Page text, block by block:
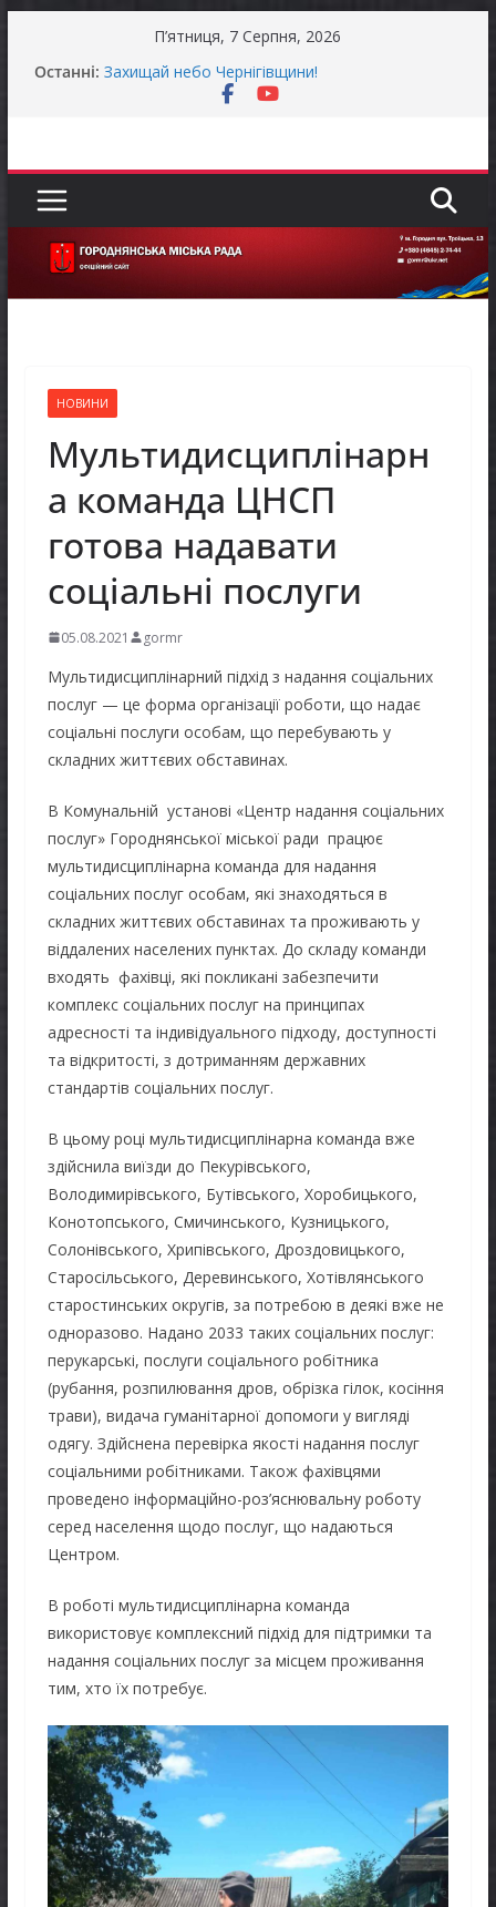
П’ятниця, 7 Серпня, 2026
Останні: До уваги представників бізнесу!
Захищай небо Чернігівщини!
Батьки майбутніх першокласників уже можуть
громади справжньою літньою спекою
присудження Премії Кабінету Міністрів України
за вагомий внесок у забезпечення
енергетичної стійкості України
НОВИНИ
Мультидисциплінарн
а команда ЦНСП
готова надавати
соціальні послуги
05.08.2021 gormr
Мультидисциплінарний підхід з надання соціальних
послуг — це форма організації роботи, що надає
соціальні послуги особам, що перебувають у
складних життєвих обставинах.
В Комунальній установі «Центр надання соціальних
послуг» Городнянської міської ради працює
мультидисциплінарна команда для надання
соціальних послуг особам, які знаходяться в
складних життєвих обставинах та проживають у
віддалених населених пунктах. До складу команди
входять фахівці, які покликані забезпечити
комплекс соціальних послуг на принципах
адресності та індивідуального підходу, доступності
та відкритості, з дотриманням державних
стандартів соціальних послуг.
В цьому році мультидисциплінарна команда вже
здійснила виїзди до Пекурівського,
Володимирівського, Бутівського, Хоробицького,
Конотопського, Смичинського, Кузницького,
Солонівського, Хрипівського, Дроздовицького,
Старосільського, Деревинського, Хотівлянського
старостинських округів, за потребою в деякі вже не
одноразово. Надано 2033 таких соціальних послуг:
перукарські, послуги соціального робітника
(рубання, розпилювання дров, обрізка гілок, косіння
трави), видача гуманітарної допомоги у вигляді
одягу. Здійснена перевірка якості надання послуг
соціальними робітниками. Також фахівцями
проведено інформаційно-роз’яснювальну роботу
серед населення щодо послуг, що надаються
Центром.
В роботі мультидисциплінарна команда
використовує комплексний підхід для підтримки та
надання соціальних послуг за місцем проживання
тим, хто їх потребує.